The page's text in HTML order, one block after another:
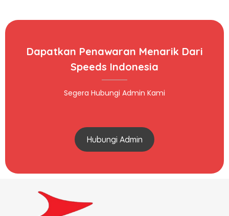
Dapatkan Penawaran Menarik Dari
Speeds Indonesia
Segera Hubungi Admin Kami
Hubungi Admin